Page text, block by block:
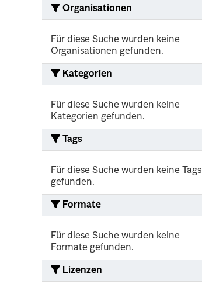
Organisationen
Für diese Suche wurden keine
Organisationen gefunden.
Kategorien
Für diese Suche wurden keine
Kategorien gefunden.
Tags
Für diese Suche wurden keine Tags
gefunden.
Formate
Für diese Suche wurden keine
Formate gefunden.
Lizenzen